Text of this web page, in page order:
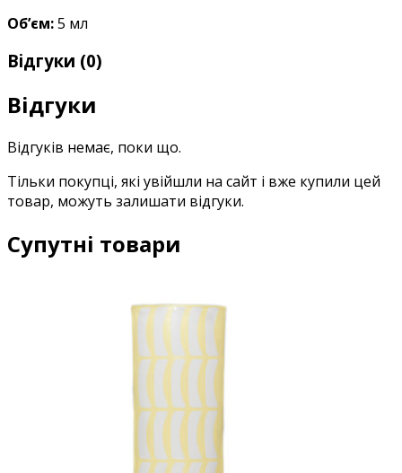
Об’єм:5 мл
Відгуки (0)
Відгуки
Відгуків немає, поки що.
Тільки покупці, які увійшли на сайт і вже купили цей
товар, можуть залишати відгуки.
Супутні товари